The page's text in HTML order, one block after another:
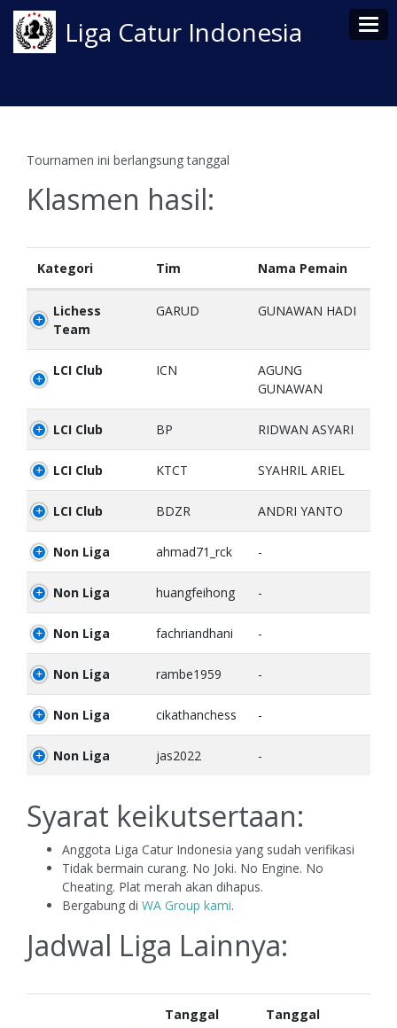
Liga Catur Indonesia
Tournamen ini berlangsung tanggal
Klasmen hasil:
Kategori Tim Nama Pemain
Lichess
Team
GARUD GUNAWAN HADI
LCI Club ICN
AGUNG
GUNAWAN
LCI Club BP RIDWAN ASYARI
LCI Club KTCT SYAHRIL ARIEL
LCI Club BDZR ANDRI YANTO
Non Liga ahmad71_rck -
Non Liga huangfeihong -
Non Liga fachriandhani -
Non Liga rambe1959 -
Non Liga cikathanchess -
Non Liga jas2022 -
Syarat keikutsertaan:
Anggota Liga Catur Indonesia yang sudah verifikasi
Tidak bermain curang. No Joki. No Engine. No
Cheating. Plat merah akan dihapus.
Bergabung di WA Group kami.
Jadwal Liga Lainnya:
Tanggal
Tanggal